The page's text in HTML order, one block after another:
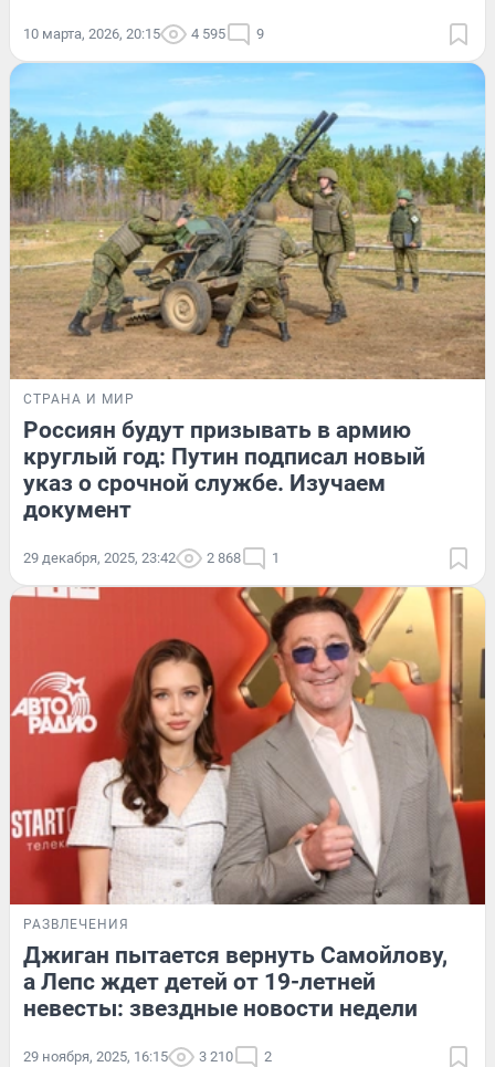
10 марта, 2026, 20:15 4 595 9
СТРАНА И МИР
Россиян будут призывать в армию
круглый год: Путин подписал новый
указ о срочной службе. Изучаем
документ
29 декабря, 2025, 23:42 2 868 1
РАЗВЛЕЧЕНИЯ
Джиган пытается вернуть Самойлову,
а Лепс ждет детей от 19-летней
невесты: звездные новости недели
29 ноября, 2025, 16:15 3 210 2